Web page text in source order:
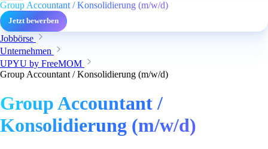
Group Accountant / Konsolidierung (m/w/d)
Jetzt bewerben
Jobbörse
Unternehmen
UPYU by FreeMOM
Group Accountant / Konsolidierung (m/w/d)
Group Accountant /
Konsolidierung (m/w/d)